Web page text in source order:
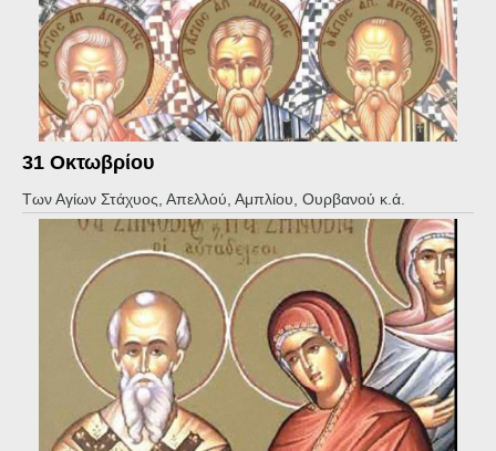
31 Οκτωβρίου
Των Αγίων Στάχυος, Απελλού, Αμπλίου, Ουρβανού κ.ά.